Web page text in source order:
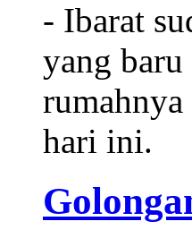
- Ibarat
yang
hari ini.